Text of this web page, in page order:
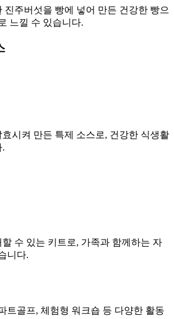
진주버섯을 빵에 넣어 만든 건강한 빵으
느낄 수 있습니다.
시켜 만든 특제 소스로, 건강한 식생활
.
수 있는 키트로, 가족과 함께하는 자
니다.
트골프, 체험형 워크숍 등 다양한 활동